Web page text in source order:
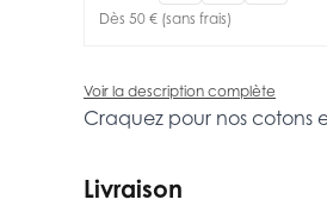
Dès 50 € (sans frais)
Voir la description complète
Craquez pour nos cotons
Livraison